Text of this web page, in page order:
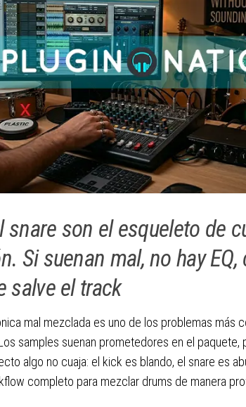
snare son el esqueleto de
Si suenan mal, no hay
salve el track
mal mezclada es uno de los problemas más
samples suenan prometedores en el paquete,
algo no cuaja: el kick es blando, el snare es
completo para mezclar drums de manera